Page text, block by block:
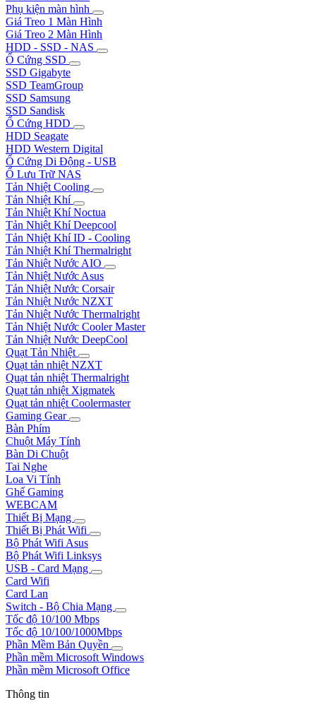
Phụ kiện màn hình
Giá Treo 1 Màn Hình
Giá Treo 2 Màn Hình
HDD - SSD - NAS
Ổ Cứng SSD
SSD Gigabyte
SSD TeamGroup
SSD Samsung
SSD Sandisk
Ổ Cứng HDD
HDD Seagate
HDD Western Digital
Ổ Cứng Di Động - USB
Ổ Lưu Trữ NAS
Tản Nhiệt Cooling
Tản Nhiệt Khí
Tản Nhiệt Khí Noctua
Tản Nhiệt Khí Deepcool
Tản Nhiệt Khí ID - Cooling
Tản Nhiệt Khí Thermalright
Tản Nhiệt Nước AIO
Tản Nhiệt Nước Asus
Tản Nhiệt Nước Corsair
Tản Nhiệt Nước NZXT
Tản Nhiệt Nước Thermalright
Tản Nhiệt Nước Cooler Master
Tản Nhiệt Nước DeepCool
Quạt Tản Nhiệt
Quạt tản nhiệt NZXT
Quạt tản nhiệt Thermalright
Quạt tản nhiệt Xigmatek
Quạt tản nhiệt Coolermaster
Gaming Gear
Bàn Phím
Chuột Máy Tính
Bàn Di Chuột
Tai Nghe
Loa Vi Tính
Ghế Gaming
WEBCAM
Thiết Bị Mạng
Thiết Bị Phát Wifi
Bộ Phát Wifi Asus
Bộ Phát Wifi Linksys
USB - Card Mạng
Card Wifi
Card Lan
Switch - Bộ Chia Mạng
Tốc độ 10/100 Mbps
Tốc độ 10/100/1000Mbps
Phần Mềm Bản Quyền
Phần mềm Microsoft Windows
Phần mềm Microsoft Office
Thông tin